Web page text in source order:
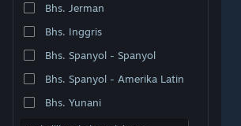
Bhs. Jerman
Bhs. Inggris
Bhs. Spanyol - Spanyol
Bhs. Spanyol - Amerika Latin
Bhs. Yunani